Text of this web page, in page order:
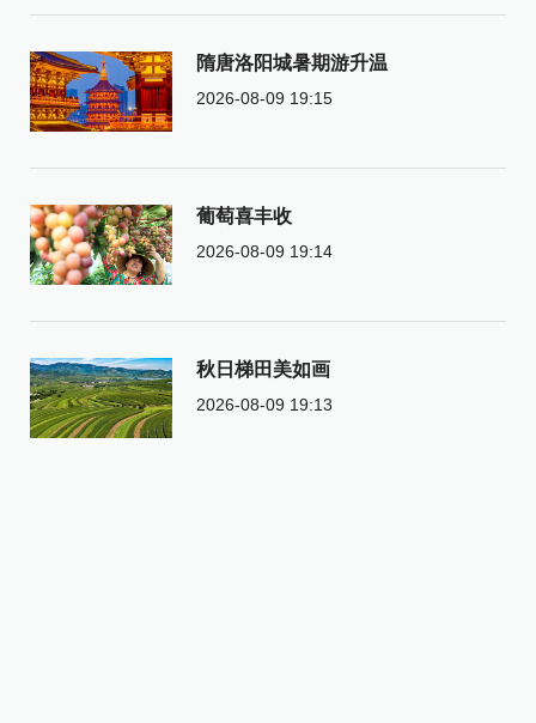
隋唐洛阳城暑期游升温
2026-08-09 19:15
葡萄喜丰收
2026-08-09 19:14
秋日梯田美如画
2026-08-09 19:13